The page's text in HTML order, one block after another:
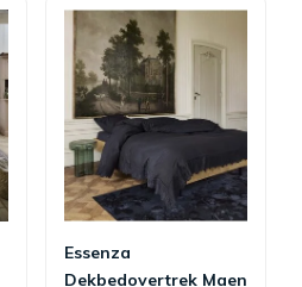
Essenza
Dekbedovertrek Maen